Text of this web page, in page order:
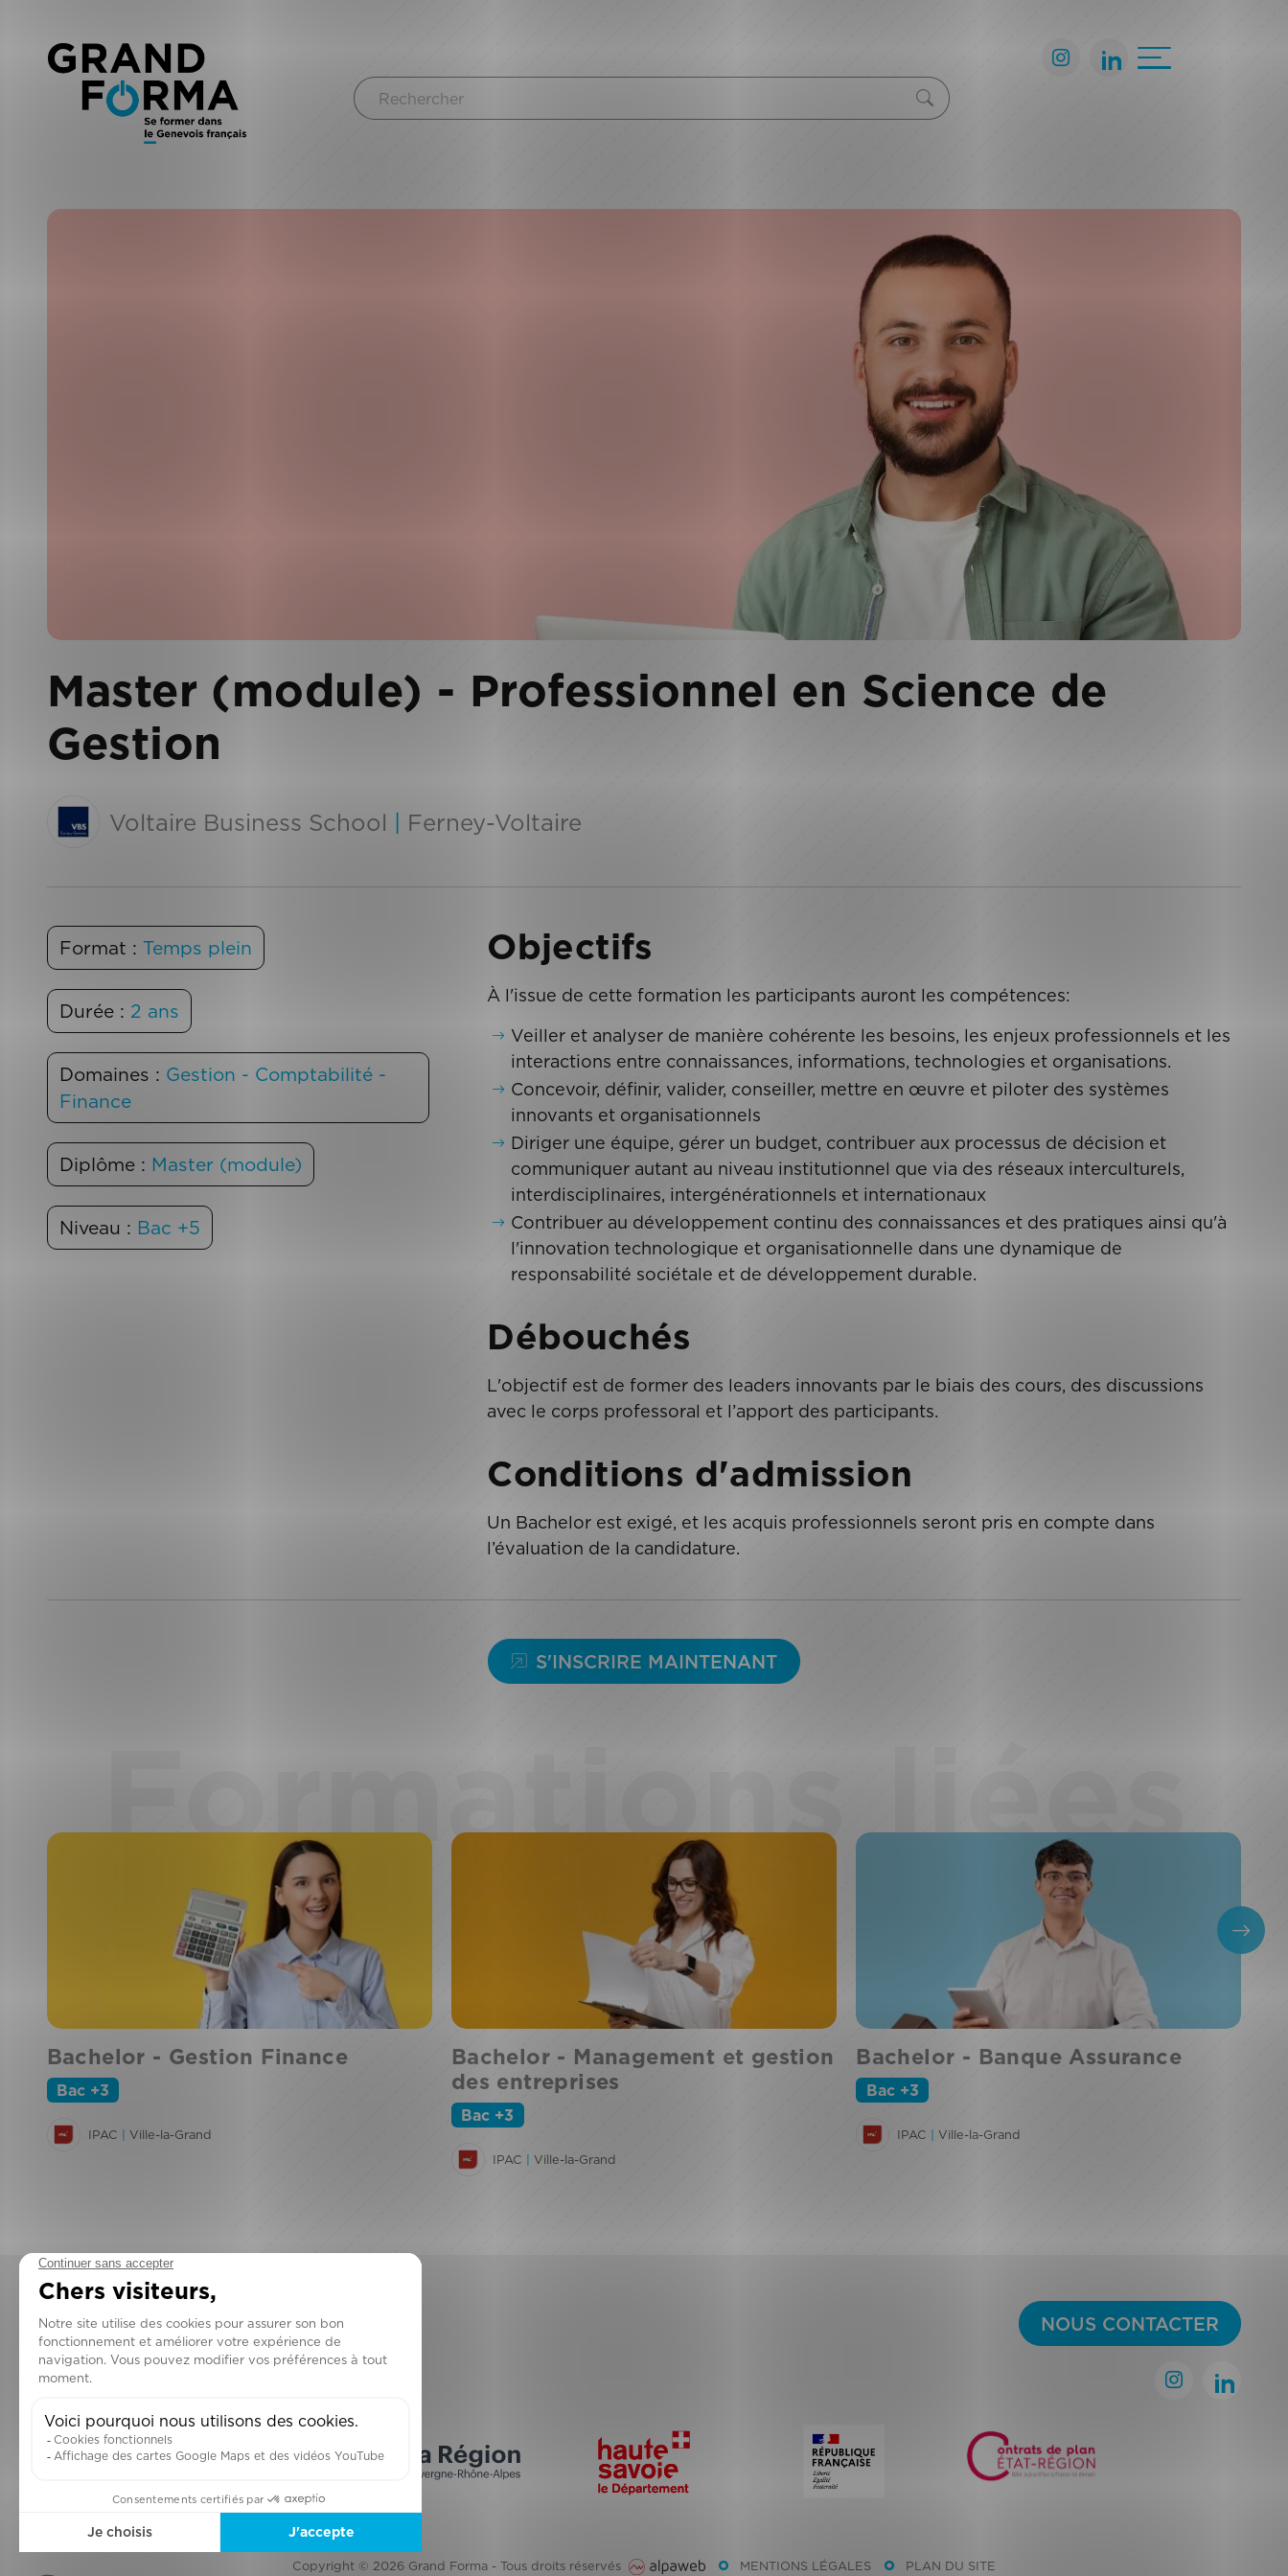
Master (module) - Professionnel en Science de
Gestion
Voltaire Business School | Ferney-Voltaire
Format : Temps plein
Durée : 2 ans
Domaines : Gestion - Comptabilité -
Finance
Diplôme : Master (module)
Niveau : Bac +5
Objectifs
À l'issue de cette formation les participants auront les compétences:
Veiller et analyser de manière cohérente les besoins, les enjeux professionnels et les
interactions entre connaissances, informations, technologies et organisations.
Concevoir, définir, valider, conseiller, mettre en œuvre et piloter des systèmes
innovants et organisationnels
Diriger une équipe, gérer un budget, contribuer aux processus de décision et
communiquer autant au niveau institutionnel que via des réseaux interculturels,
interdisciplinaires, intergénérationnels et internationaux
Contribuer au développement continu des connaissances et des pratiques ainsi qu'à
l'innovation technologique et organisationnelle dans une dynamique de
responsabilité sociétale et de développement durable.
Débouchés
L'objectif est de former des leaders innovants par le biais des cours, des discussions
avec le corps professoral et l’apport des participants.
Conditions d'admission
Un Bachelor est exigé, et les acquis professionnels seront pris en compte dans
l’évaluation de la candidature.
S'INSCRIRE MAINTENANT
Formations liées
Bachelor - Gestion Finance
Bac +3
IPAC | Ville-la-Grand
Bachelor - Management et gestion
des entreprises
Bac +3
IPAC | Ville-la-Grand
Bachelor - Banque Assurance
Bac +3
IPAC | Ville-la-Grand
NOUS CONTACTER
Copyright © 2026 Grand Forma - Tous droits réservés MENTIONS LÉGALES PLAN DU SITE